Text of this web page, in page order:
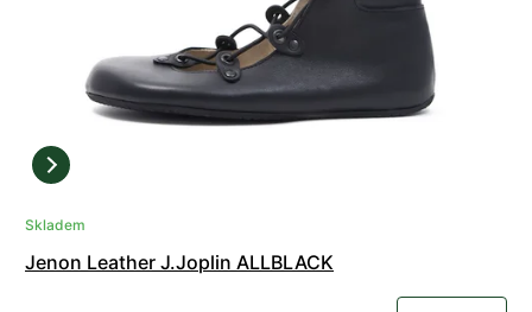
Skladem
Jenon Leather J.Joplin ALLBLACK